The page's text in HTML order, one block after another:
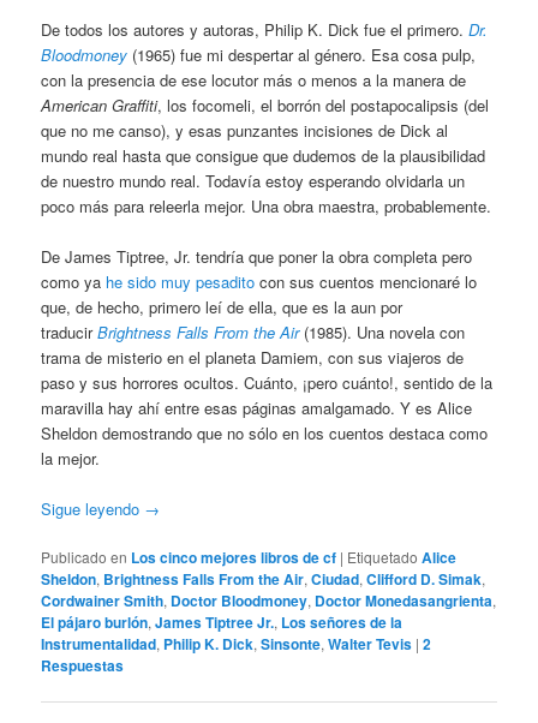
De todos los autores y autoras, Philip K. Dick fue el primero.Dr.
Bloodmoney (1965) fue mi despertar al género. Esa cosa pulp,
con la presencia de ese locutor más o menos a la manera de
American Graffiti, los focomeli, el borrón del postapocalipsis (del
que no me canso), y esas punzantes incisiones de Dick al
mundo real hasta que consigue que dudemos de la plausibilidad
de nuestro mundo real. Todavía estoy esperando olvidarla un
poco más para releerla mejor. Una obra maestra, probablemente.
De James Tiptree, Jr. tendría que poner la obra completa pero
como ya he sido muy pesadito con sus cuentos mencionaré lo
que, de hecho, primero leí de ella, que es la aun por
traducirBrightness Falls From the Air(1985). Una novela con
trama de misterio en el planeta Damiem, con sus viajeros de
paso y sus horrores ocultos. Cuánto, ¡pero cuánto!, sentido de la
maravilla hay ahí entre esas páginas amalgamado. Y es Alice
Sheldon demostrando que no sólo en los cuentos destaca como
la mejor.
Sigue leyendo →
Publicado en Los cinco mejores libros de cf | Etiquetado Alice
Sheldon, Brightness Falls From the Air,Ciudad,Clifford D. Simak,
Cordwainer Smith, Doctor Bloodmoney, Doctor Monedasangrienta,
El pájaro burlón,James Tiptree Jr., Los señores de la
Instrumentalidad, Philip K. Dick,Sinsonte,Walter Tevis |2
Respuestas